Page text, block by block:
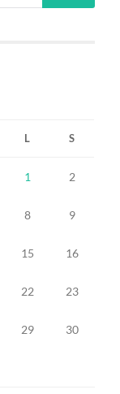
L S
1 2
8 9
15 16
22 23
29 30